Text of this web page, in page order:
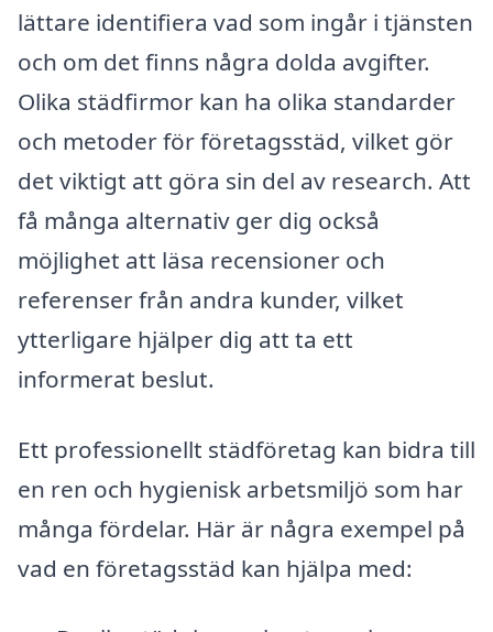
lättare identifiera vad som ingår i tjänsten
och om det finns några dolda avgifter.
Olika städfirmor kan ha olika standarder
och metoder för företagsstäd, vilket gör
det viktigt att göra sin del av research. Att
få många alternativ ger dig också
möjlighet att läsa recensioner och
referenser från andra kunder, vilket
ytterligare hjälper dig att ta ett
informerat beslut.
Ett professionellt städföretag kan bidra till
en ren och hygienisk arbetsmiljö som har
många fördelar. Här är några exempel på
vad en företagsstäd kan hjälpa med: